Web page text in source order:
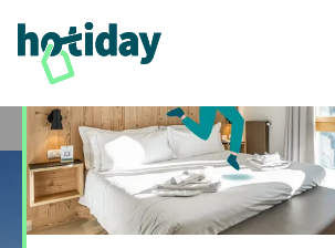
Home Hoteles Hotiday Vico Equense